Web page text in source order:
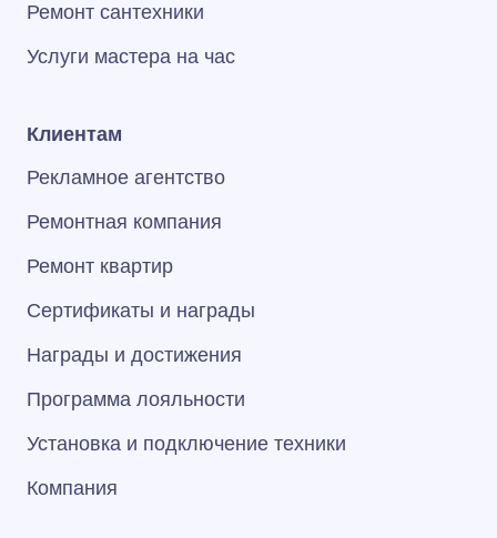
Ремонт сантехники
Услуги мастера на час
Клиентам
Рекламное агентство
Ремонтная компания
Ремонт квартир
Сертификаты и награды
Награды и достижения
Программа лояльности
Установка и подключение техники
Компания